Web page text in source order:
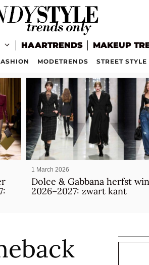
HAARTRENDS MAKEUP
MODETRENDS STREET
1 March 2026
Dolce & Gabbana herfst
2026–2027: zwart kant